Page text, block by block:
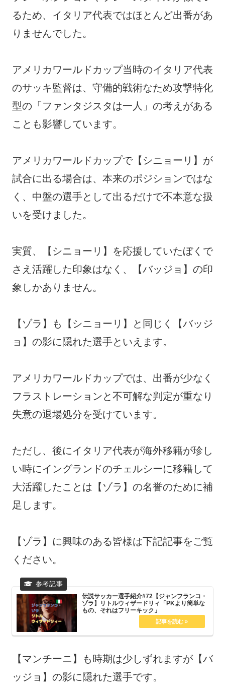
るため、イタリア代表ではほとんど出番があ
りませんでした。
アメリカワールドカップ当時のイタリア代表
のサッキ監督は、守備的戦術なため攻撃特化
型の「ファンタジスタは一人」の考えがある
ことも影響しています。
アメリカワールドカップで【シニョーリ】が
試合に出る場合は、本来のポジションではな
く、中盤の選手として出るだけで不本意な扱
いを受けました。
実質、【シニョーリ】を応援していたぼくで
さえ活躍した印象はなく、【バッジョ】の印
象しかありません。
【ゾラ】も【シニョーリ】と同じく【バッジ
ョ】の影に隠れた選手といえます。
アメリカワールドカップでは、出番が少なく
フラストレーションと不可解な判定が重なり
失意の退場処分を受けています。
ただし、後にイタリア代表が海外移籍が珍し
い時にイングランドのチェルシーに移籍して
大活躍したことは【ゾラ】の名誉のために補
足します。
【ゾラ】に興味のある皆様は下記記事をご覧
ください。
伝説サッカー選手紹介#72【ジャンフランコ・
ゾラ】リトルウィザードリィ「PKより簡単な
もの、それはフリーキック」
【マンチーニ】も時期は少しずれますが【バ
ッジョ】の影に隠れた選手です。